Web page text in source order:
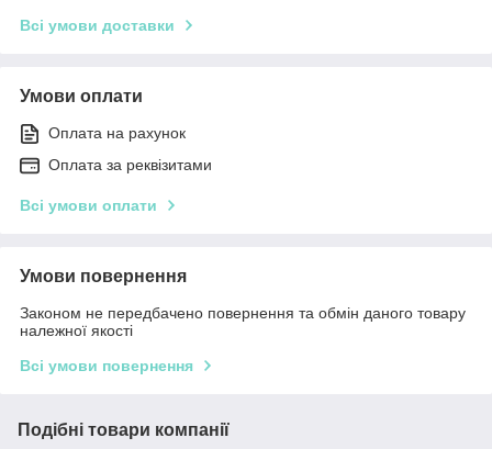
Всі умови доставки
Умови оплати
Оплата на рахунок
Оплата за реквізитами
Всі умови оплати
Умови повернення
Законом не передбачено повернення та обмін даного товару
належної якості
Всі умови повернення
Подібні товари компанії